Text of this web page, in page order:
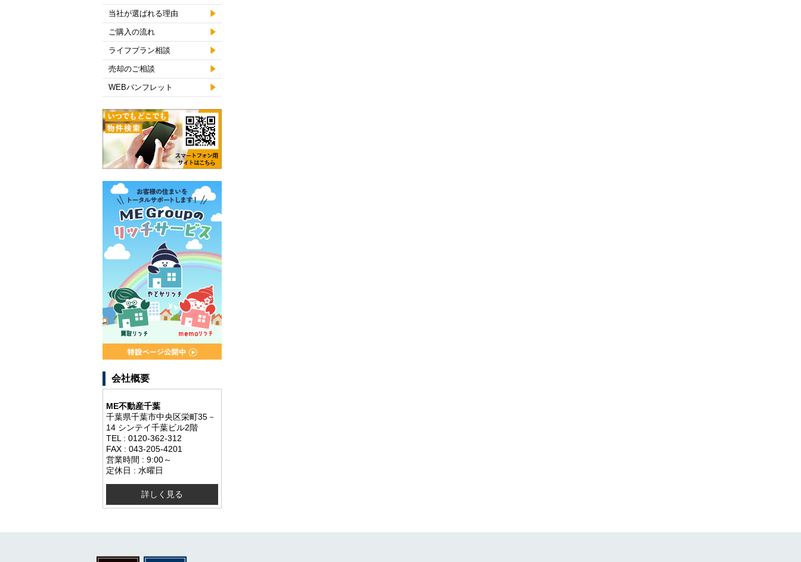
当社が選ばれる理由
ご購入の流れ
ライフプラン相談
売却のご相談
WEBパンフレット
会社概要
ME不動産千葉
千葉県千葉市中央区栄町35－
14 シンテイ千葉ビル2階
TEL : 0120-362-312
FAX : 043-205-4201
営業時間 : 9:00～
定休日 : 水曜日
詳しく見る